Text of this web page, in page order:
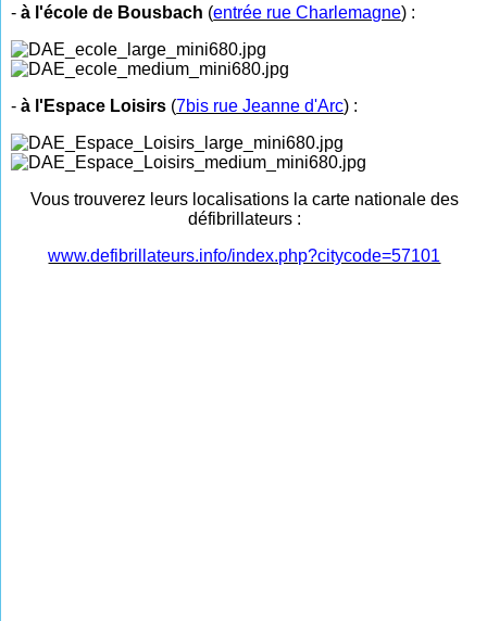
-à l'école de Bousbach (entrée rue Charlemagne) :
-à l'Espace Loisirs (7bis rue Jeanne d'Arc) :
Vous trouverez leurs localisations la carte nationale des
défibrillateurs :
www.defibrillateurs.info/index.php?citycode=57101